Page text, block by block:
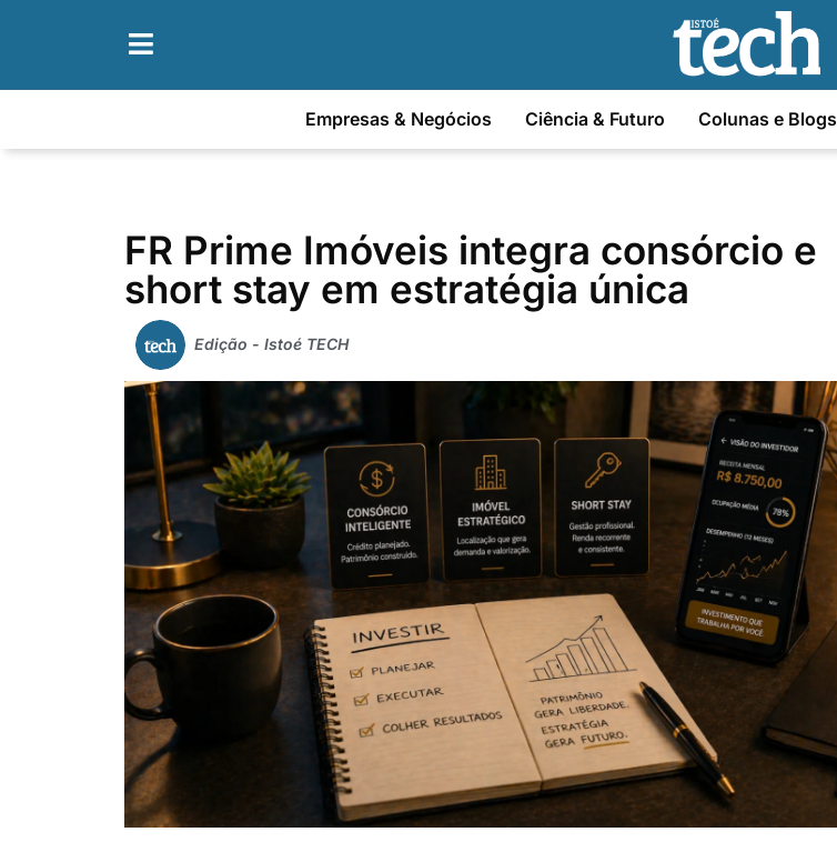
Empresas & Negócios Ciência & Futuro Colunas e Blogs
FR Prime Imóveis integra consórcio e
short stay em estratégia única
Edição - Istoé TECH